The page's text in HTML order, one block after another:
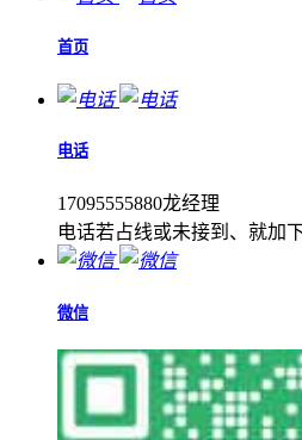
首页
电话
17095555880龙经理
电话若占线或未接到、就加
微信